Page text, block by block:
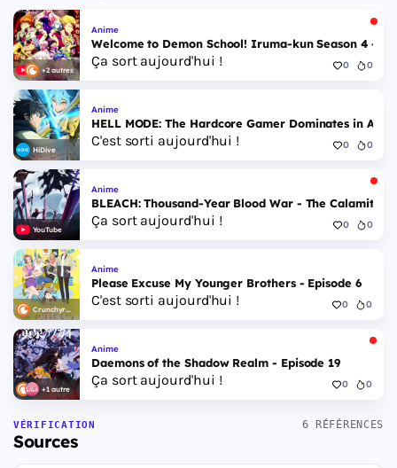
+2 autres
Anime
Welcome to Demon School! Iruma-kun Season 4 -
Ça sort aujourd'hui ! 0 0
HiDive
Anime
HELL MODE: The Hardcore Gamer Dominates in
C'est sorti aujourd'hui ! 0 0
YouTube
Anime
BLEACH: Thousand-Year Blood War - The Calamity -
Ça sort aujourd'hui ! 0 0
Crunchyroll
Anime
Please Excuse My Younger Brothers - Episode 6
C'est sorti aujourd'hui ! 0 0
+1 autre
Anime
Daemons of the Shadow Realm - Episode 19
Ça sort aujourd'hui ! 0 0
VÉRIFICATION
Sources
6 RÉFÉRENCES